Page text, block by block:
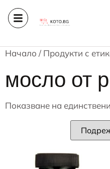
Начало / Продукти с
мосло от
Показване на